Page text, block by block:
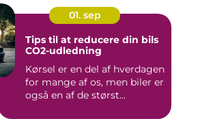
01. sep
Tips til at reducere din bils
CO2-udledning
Kørsel er en del af hverdagen
for mange af os, men biler er
også en af de størst...